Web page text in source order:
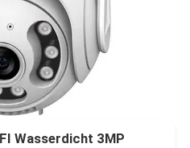
Wasserdicht 3MP